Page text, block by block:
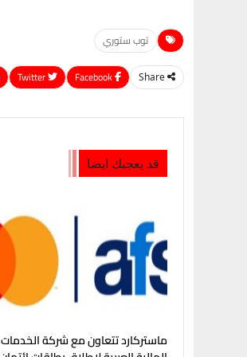
توب ستوري
Share
قد يعجبك ايضا
ماستركارد تتعاون مع شركة الخدمات